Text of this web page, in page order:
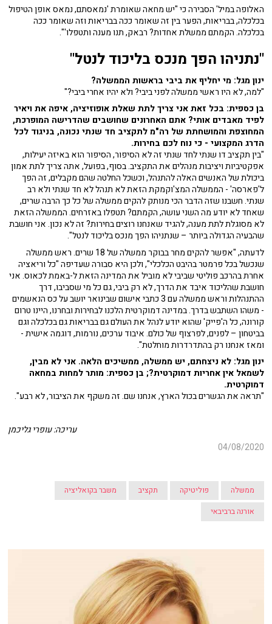
האלופה במיל' הסבירה כי "יש מחאה שאומרת 'נמאסתם, נמאס אופן הטיפול
בכלכלה, בבריאות, הפער בין זה שאומר ככה בבריאות וזה שאומר ככה
בכלכלה. הקמתם ממשלת אחדות? רבאק, תנו מענה ותטפלו'".
"נתניהו הפך מנכס בליכוד לנטל"
ינון מגל: מי יחליף את ביבי בראשות הממשלה?
"למה, לא היו ראשי ממשלה לפני ביבי? ולא יהיו אחרי ביבי?"
בן כספית: בכל זאת אני צריך לתת שאלת אופוזיציה, איפה את ויאיר
לפיד מאבדים אותי? אתם האחרונים שחושבים שהדרישה המופרכת,
המחוצפת והמושחתת של רה"מ לתקציב חד שנתי נכונה, בניגוד לכל
הדרג המקצועי - כי נוח לכם בחירות.
"בין תקציב דו שנתי לחד שנתי זה לא הסיפור, הסיפור הוא באיזה יעילות,
אפקטיביות ויציבות מנהלים את התקציב. בסוף, בפועל, אתה צריך לתת אמון
ביכולת של האנשים האלה להתנהל, וכשכל החלטה שהם מקבלים, זה הפך
ל'פארסה' - הממשלה המצ'וקמקת הזאת לא תנהל לא חד שנתי ולא רב
שנתי. חשבנו שזה הדבר הכי מנותק להקים ממשלה של כל כך הרבה שרים,
שאחד לא יודע מה השני עושה, הקמתם? תטפלו באזרחים. הממשלה הזאת
לא מסוגלת לתת מענה, להגיד שאנחנו רוצים בחירות? זה לא נכון. אני חושבת
שהבעיה הגדולה ביותר – שנתניהו הפך מנכס בליכוד לנטל".
לדעתה, "אפשר להקים מחר בבוקר ממשלה של 18 שרים. ראש ממשלה
שנכשל בכל פרמטר בהיבט הכלכלי", ולכן היא סבורה שעדיפה "כל וריאציה
אחרת בהרכב פוליטי שביבי לא מוביל את המדינה הזאת ל-באמת לכאוס. אני
חושבת שהליכוד איבד את הדרך, לא רק ביבי, גם כל מי שסביבו, דרך
ההתנהלות וראש ממשלה עם 3 כתבי אישום שבינואר יושב על כס הנאשמים
- משהו השתבש בדרך. במדינה דמוקרטית הלכנו לבחירות ובחרנו, היינו טרום
קורונה, כל ה'פייק' שהוא יודע לנהל את העולם גם בבריאות גם בכלכלה וגם
בביטחון – לפנים, לפרצוף של כולם. איבוד ערכים, נורמות, דוגמה אישית -
ומאז אנחנו רק בהתדרדרות מוחלטת".
ינון מגל: לא ניצחתם, יש ממשלה, ממשיכים הלאה. אני לא מבין,
לשמאל אין אחריות דמוקרטית?; בן כספית: מותר למחות במחאה
דמוקרטית.
"תראה את הגשרים בכול הארץ, אנחנו שם. זה משקף את הציבור, לא רבע".
עריכה: עופרי גליכמן
04/08/2020
ממשלה פוליטיקה תקציב
משבר בקואליציה
אורנה ברביבאי